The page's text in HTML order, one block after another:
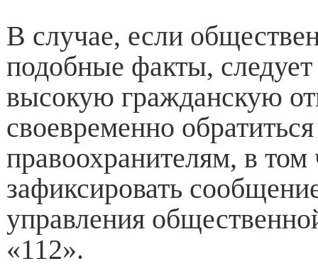
В случае, если
подобные факты, следует
высокую гражданскую
своевременно
правоохранителям, в том
зафиксировать
управления
«112».